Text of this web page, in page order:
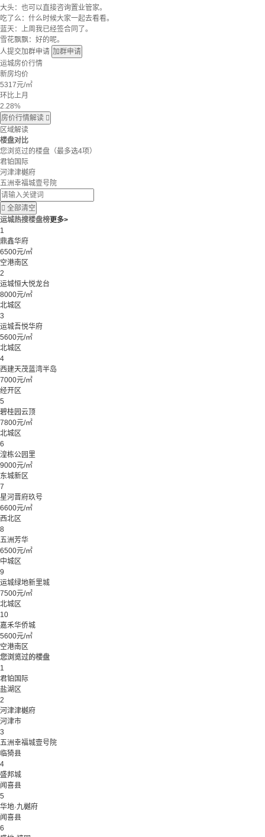
大头：也可以直接咨询置业管家。
吃了么：什么时候大家一起去看看。
蓝天：上周我已经签合同了。
雪花飘飘：好的呢。
人提交加群申请 加群申请
运城房价行情
新房均价
5317元/㎡
环比上月
2.28%
房价行情解读 
区域解读
楼盘对比
您浏览过的楼盘 （最多选4项）
君铂国际
河津津樾府
五洲幸福城壹号院
 全部清空
运城热搜楼盘榜更多>
1
鼎鑫华府
6500元/㎡
空港南区
2
运城恒大悦龙台
8000元/㎡
北城区
3
运城吾悦华府
5600元/㎡
北城区
4
西建天茂蓝湾半岛
7000元/㎡
经开区
5
碧桂园云顶
7800元/㎡
北城区
6
湟栋公园里
9000元/㎡
东城新区
7
星河晋府玖号
6600元/㎡
西北区
8
五洲芳华
6500元/㎡
中城区
9
运城绿地新里城
7500元/㎡
北城区
10
嘉禾华侨城
5600元/㎡
空港南区
您浏览过的楼盘
1
君铂国际
盐湖区
2
河津津樾府
河津市
3
五洲幸福城壹号院
临猗县
4
盛邦城
闻喜县
5
华地·九樾府
闻喜县
6